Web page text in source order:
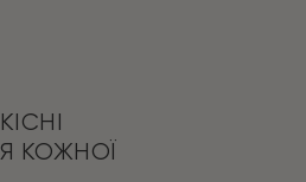
КОЖНОЇ